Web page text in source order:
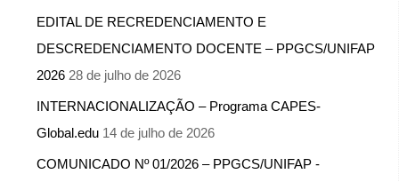
EDITAL DE RECREDENCIAMENTO E
DESCREDENCIAMENTO DOCENTE – PPGCS/UNIFAP
2026 28 de julho de 2026
INTERNACIONALIZAÇÃO – Programa CAPES-
Global.edu 14 de julho de 2026
COMUNICADO Nº 01/2026 – PPGCS/UNIFAP -​